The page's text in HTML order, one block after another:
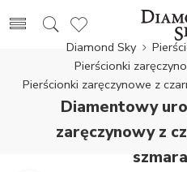
Diamond Sky
Pierścionki
Pierścionki zaręczynowe z
Diamentowy
zaręczynowy z